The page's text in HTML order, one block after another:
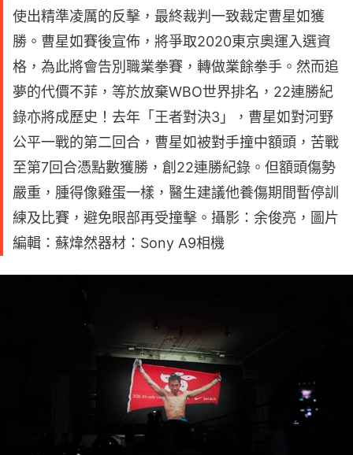
使出精準凌厲的反擊，最終裁判一致裁定曹星如獲
勝。曹星如賽後宣佈，將爭取2020東京奧運入選資
格，為此將會告別職業拳賽，轉做業餘拳手。然而追
夢的代價不菲，等於放棄WBO世界排名，22連勝紀
錄亦將成歷史！去年「王者對決3」，曹星如對河野
公平一戰的第二回合，曹星如被對手撞中額頭，苦戰
至第7回合憑點數獲勝，創22連勝紀錄。但額頭傷勢
嚴重，腫得像雞蛋一樣，醫生建議他養傷期間暫停訓
練及比賽，避免眼部再受撞擊。攝影：余俊亮，圖片
編輯：蘇煒然器材：Sony A9相機